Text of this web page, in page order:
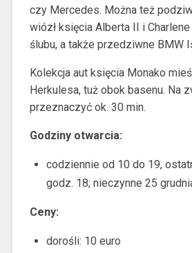
czy Mercedes. Można też
wiózł księcia Alberta II i
ślubu, a także przedziwne BMW
Kolekcja aut księcia Monako
Herkulesa, tuż obok basenu. Na
przeznaczyć ok. 30 min.
Godziny otwarcia:
codziennie od 10 do 19,
godz. 18; nieczynne 25
Ceny:
dorośli: 10 euro